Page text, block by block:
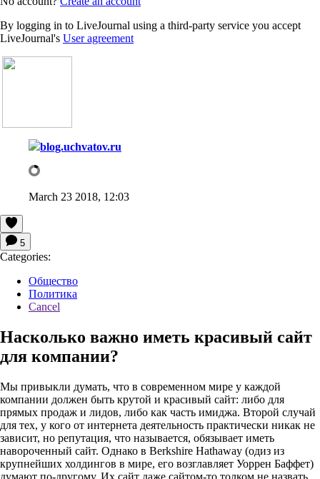
By logging in to LiveJournal using a third-party service you accept
LiveJournal's User agreement
blog.uchvatov.ru
March 23 2018, 12:03
5
Categories:
Общество
Политика
Cancel
Насколько важно иметь красивый сайт
для компании?
Мы привыкли думать, что в современном мире у каждой
компании должен быть крутой и красивый сайт: либо для
прямых продаж и лидов, либо как часть имиджа. Второй случай
для тех, у кого от интернета деятельность практически никак не
зависит, но репутация, что называется, обязывает иметь
навороченный сайт. Однако в Berkshire Hathaway (одиз из
крупнейших холдингов в мире, его возглавляет Уоррен Баффет)
думают по-другому. Их сайт даже сайтом-то толком не назвать.